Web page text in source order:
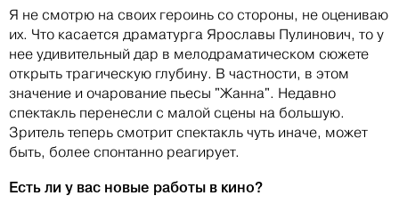
Я не смотрю на своих героинь со стороны, не оцениваю
их. Что касается драматурга Ярославы Пулинович, то у
нее удивительный дар в мелодраматическом сюжете
открыть трагическую глубину. В частности, в этом
значение и очарование пьесы "Жанна". Недавно
спектакль перенесли с малой сцены на большую.
Зритель теперь смотрит спектакль чуть иначе, может
быть, более спонтанно реагирует.
Есть ли у вас новые работы в кино?